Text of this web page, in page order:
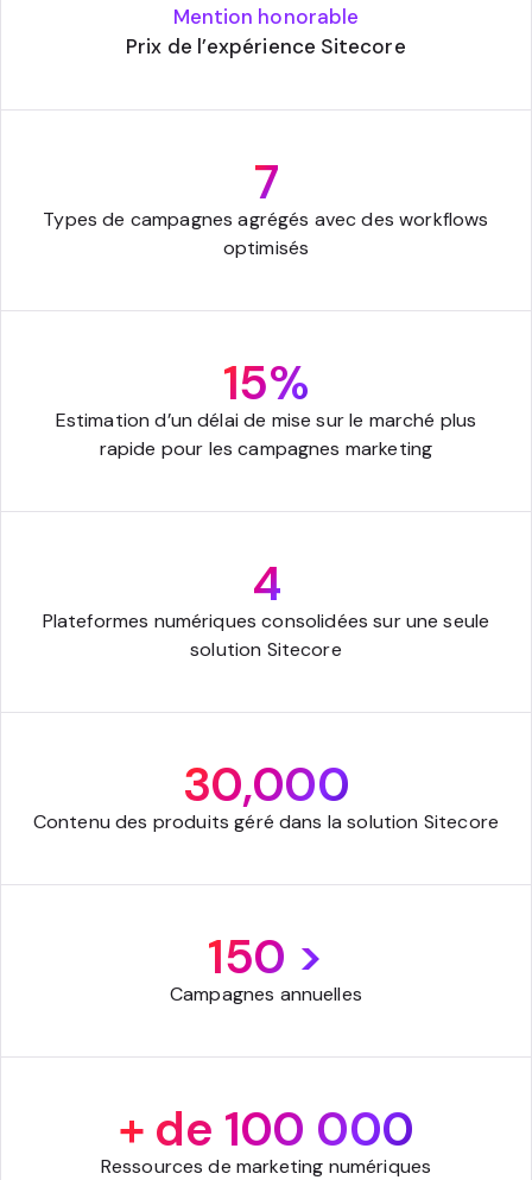
Mention honorable
Prix de l’expérience Sitecore
7
Types de campagnes agrégés avec des workflows
optimisés
15%
Estimation d’un délai de mise sur le marché plus
rapide pour les campagnes marketing
4
Plateformes numériques consolidées sur une seule
solution Sitecore
30,000
Contenu des produits géré dans la solution Sitecore
150 >
Campagnes annuelles
+ de 100 000
Ressources de marketing numériques